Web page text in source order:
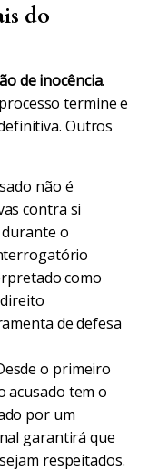
do
de inocência.
termine e
Outros
não é
contra si
durante o
como
de defesa
o primeiro
acusado tem o
por um
garantirá que
respeitados.